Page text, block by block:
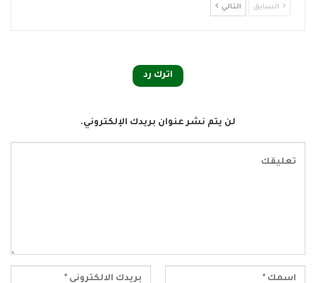
السابق التالي
اترك رد
لن يتم نشر عنوان بريدك الإلكتروني.